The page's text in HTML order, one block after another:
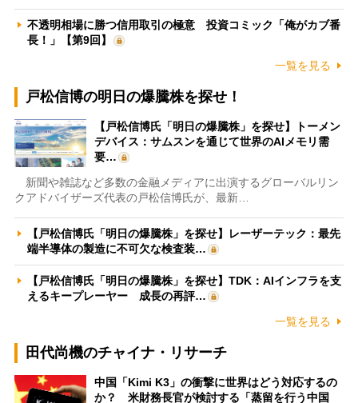
不透明相場に勝つ信用取引の極意 投資コミック「俺がカブ番
長！」【第9回】
一覧を見る
戸松信博の明日の爆騰株を探せ！
【戸松信博氏「明日の爆騰株」を探せ】トーメン
デバイス：サムスンを通じて世界のAIメモリ需
要…
新聞や雑誌など多数の金融メディアに出演するグローバルリン
クアドバイザーズ代表の戸松信博氏が、最新…
【戸松信博氏「明日の爆騰株」を探せ】レーザーテック：最先
端半導体の製造に不可欠な検査装…
【戸松信博氏「明日の爆騰株」を探せ】TDK：AIインフラを支
えるキープレーヤー 成長の再評…
一覧を見る
田代尚機のチャイナ・リサーチ
中国「Kimi K3」の衝撃に世界はどう対応するの
か？ 米財務長官が検討する「蒸留を行う中国